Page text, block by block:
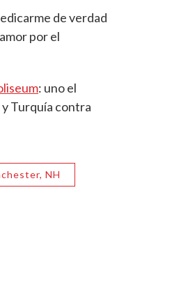
de verdad
por el
: uno el
y Turquía contra
NH